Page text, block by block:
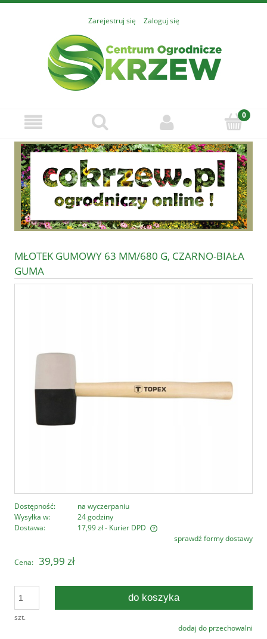
Zarejestruj się Zaloguj się
MŁOTEK GUMOWY 63 MM/680 G, CZARNO-BIAŁA
GUMA
Dostępność:
na wyczerpaniu
Wysyłka w:
24 godziny
Dostawa:
17,99 zł- Kurier DPD
Cena nie zawiera ewentualnych kosztów płatnościsprawdź formy dostawy
Cena: 39,99 zł
szt.
do koszyka
dodaj do przechowalni